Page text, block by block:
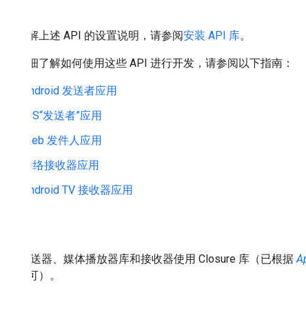
如需了解上述 API 的设置说明，请参阅安装 API 库。
如需详细了解如何使用这些 API 进行开发，请参阅以下指南：
Android 发送者应用
iOS“发送者”应用
Web 发件人应用
网络接收器应用
Android TV 接收器应用
Web 发送器、媒体播放器库和接收器使用 Closure 库（已根据
获得许可）。